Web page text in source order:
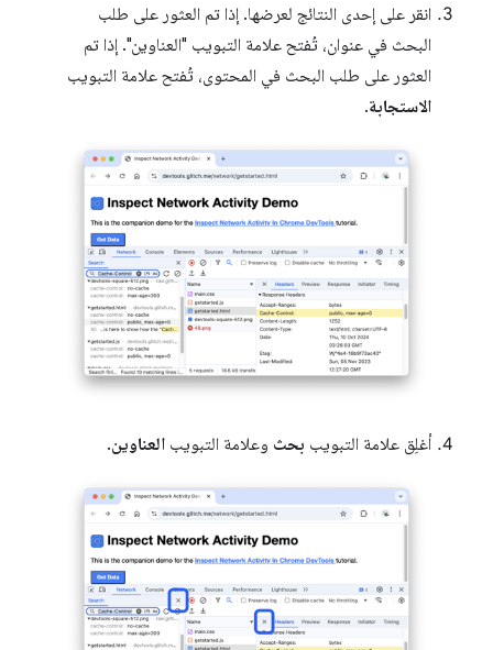
انقر على إحدى النتائج لعرضها. إذا تم العثور على طلب
البحث في عنوان، تُفتح علامة التبويب "العناوين". إذا تم
العثور على طلب البحث في المحتوى، تُفتح علامة التبويب
الاستجابة.
أغلِق علامة التبويب بحث وعلامة التبويب العناوين.